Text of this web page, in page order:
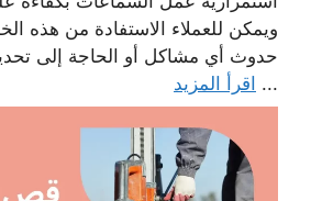
ويمكن للعملاء الاستفادة من هذه
حدوث أي مشاكل أو الحاجة إلى
... اقرأ المزيد